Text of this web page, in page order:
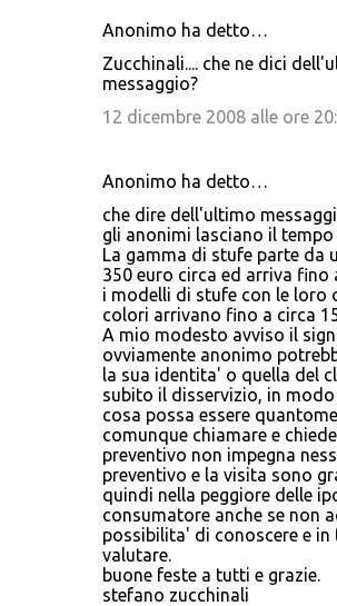
Anonimo ha detto…
Zucchinali.... che ne dici
messaggio?
12 dicembre 2008 alle ore
Anonimo ha detto…
che dire dell'ultimo
gli anonimi lasciano il
La gamma di stufe parte da
350 euro circa ed arriva fino
i modelli di stufe con le loro
colori arrivano fino a circa
A mio modesto avviso il
ovviamente anonimo
la sua identita' o quella del
subito il disservizio, in modo
cosa possa essere
comunque chiamare e
preventivo non impegna
preventivo e la visita sono
quindi nella peggiore delle
consumatore anche se non
possibilita' di conoscere e
valutare.
buone feste a tutti e grazie.
stefano zucchinali